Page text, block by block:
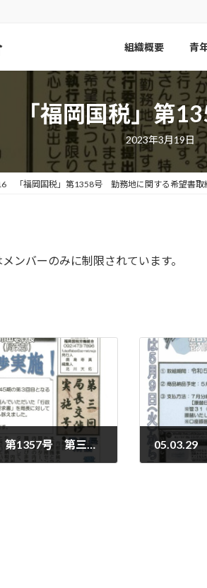
組織概要 青
福岡国税」第
2023年3月19日
「福岡国税」第1358号 勤務地に関する希望書取
ンバーのみに制限されています。
05.02.15 「福岡国税」第1357号 第三回局長交渉実施号